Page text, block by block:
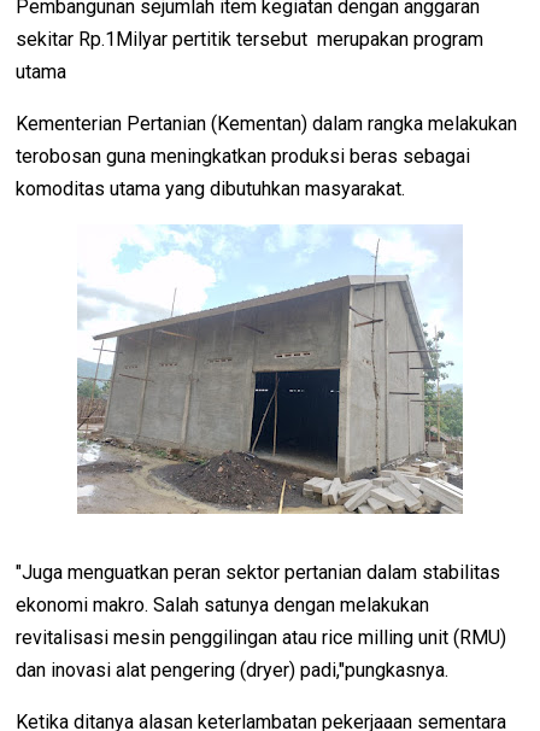
Pembangunan sejumlah item kegiatan dengan anggaran
sekitar Rp.1Milyar pertitik tersebut merupakan program
utama
Kementerian Pertanian (Kementan) dalam rangka melakukan
terobosan guna meningkatkan produksi beras sebagai
komoditas utama yang dibutuhkan masyarakat.
"Juga menguatkan peran sektor pertanian dalam stabilitas
ekonomi makro. Salah satunya dengan melakukan
revitalisasi mesin penggilingan atau rice milling unit (RMU)
dan inovasi alat pengering (dryer) padi,"pungkasnya.
Ketika ditanya alasan keterlambatan pekerjaaan sementara